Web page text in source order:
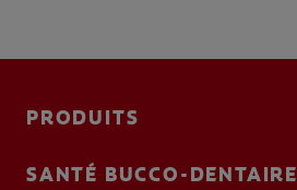
PRODUITS
SANTÉ BUCCO-DENTAIRE